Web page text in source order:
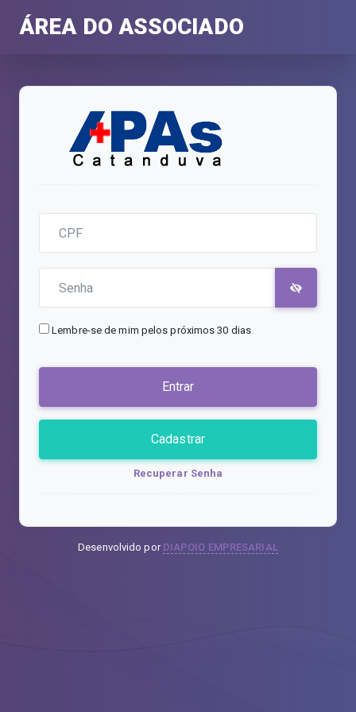
ÁREA DO ASSOCIADO
Lembre-se de mim pelos próximos 30 dias
Entrar
Cadastrar
Recuperar Senha
Desenvolvido por DIAPOIO EMPRESARIAL